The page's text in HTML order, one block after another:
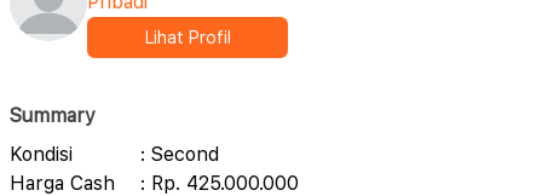
Lihat Profil
Summary
Kondisi
: Second
Harga Cash
: Rp. 425.000.000